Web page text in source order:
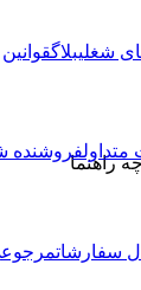
راهنما
شغلیبلاگقوانین
متداولفروشنده
سفارشات